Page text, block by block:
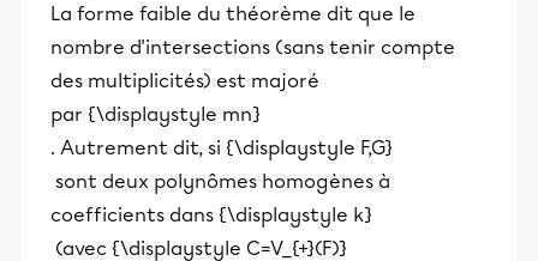
La forme faible du théorème dit que le
nombre d'intersections (sans tenir compte
des multiplicités) est majoré
par {\displaystyle mn}
. Autrement dit, si {\displaystyle F,G}
sont deux polynômes homogènes à
coefficients dans {\displaystyle k}
(avec {\displaystyle C=V_{+}(F)}